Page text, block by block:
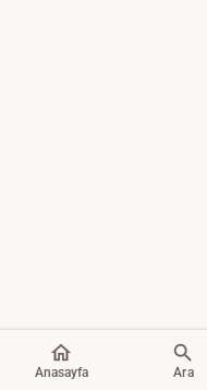
Anasayfa Ara